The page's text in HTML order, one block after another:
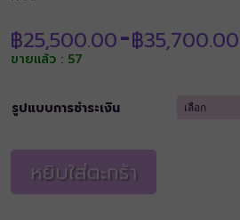
฿25,500.00–฿35,700.00
ขายแล้ว : 57
รูปแบบการชำระเงิน
หยิบใส่ตะกร้า